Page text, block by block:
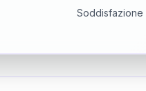
Soddisfazione